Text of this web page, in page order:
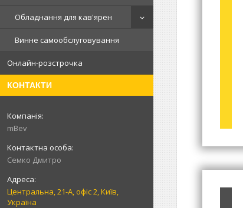
Обладнання для кав'ярен
Винне самообслуговування
Онлайн-розстрочка
КОНТАКТИ
mBev
Cемко Дмитро
Центральна, 21-А, офіс 2, Київ,
Україна